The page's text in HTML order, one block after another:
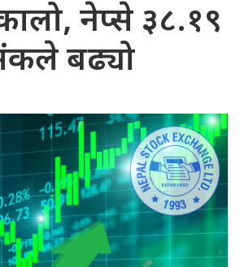
नेप्से ३८.१९
बढ्यो